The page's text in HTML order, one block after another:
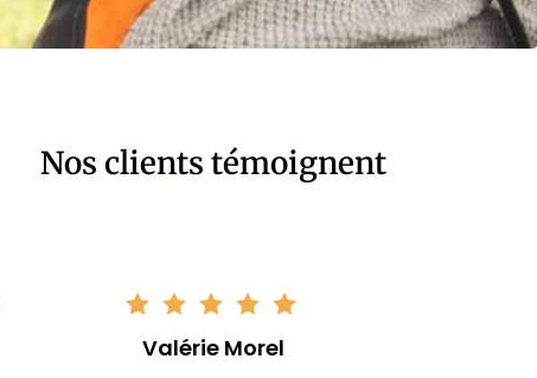
Nos clients témoignent
Valérie Morel